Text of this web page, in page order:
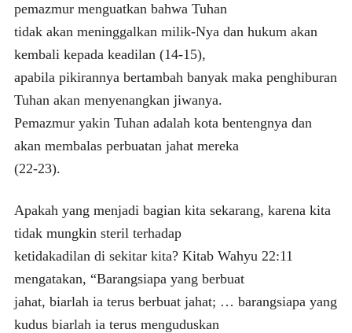
pemazmur menguatkan bahwa Tuhan
tidak akan meninggalkan milik-Nya dan hukum akan
kembali kepada keadilan (14-15),
apabila pikirannya bertambah banyak maka penghiburan
Tuhan akan menyenangkan jiwanya.
Pemazmur yakin Tuhan adalah kota bentengnya dan
akan membalas perbuatan jahat mereka
(22-23).
Apakah yang menjadi bagian kita sekarang, karena kita
tidak mungkin steril terhadap
ketidakadilan di sekitar kita? Kitab Wahyu 22:11
mengatakan, “Barangsiapa yang berbuat
jahat, biarlah ia terus berbuat jahat; … barangsiapa yang
kudus biarlah ia terus menguduskan